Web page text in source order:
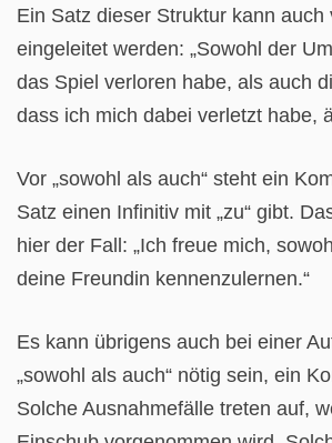
Ein Satz dieser Struktur kann auch
eingeleitet werden: „Sowohl der
das Spiel verloren habe, als auch
dass ich mich dabei verletzt habe,
Vor „sowohl als auch“ steht ein
Satz einen Infinitiv mit „zu“ gibt.
hier der Fall: „Ich freue mich,
deine Freundin kennenzulernen.“
Es kann übrigens auch bei einer
„sowohl als auch“ nötig sein, ein
Solche Ausnahmefälle treten auf,